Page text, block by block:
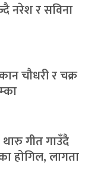
नरेश र सविना
चौधरी र चक्र
गीत गाउँदै
होगिल, लागता